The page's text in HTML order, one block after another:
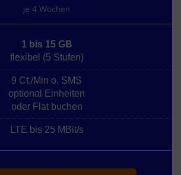
je 4 Wochen
1 bis 15 GB
flexibel (5 Stufen)
9 Ct./Min o. SMS
optional Einheiten
oder Flat buchen
LTE bis 25 MBit/s